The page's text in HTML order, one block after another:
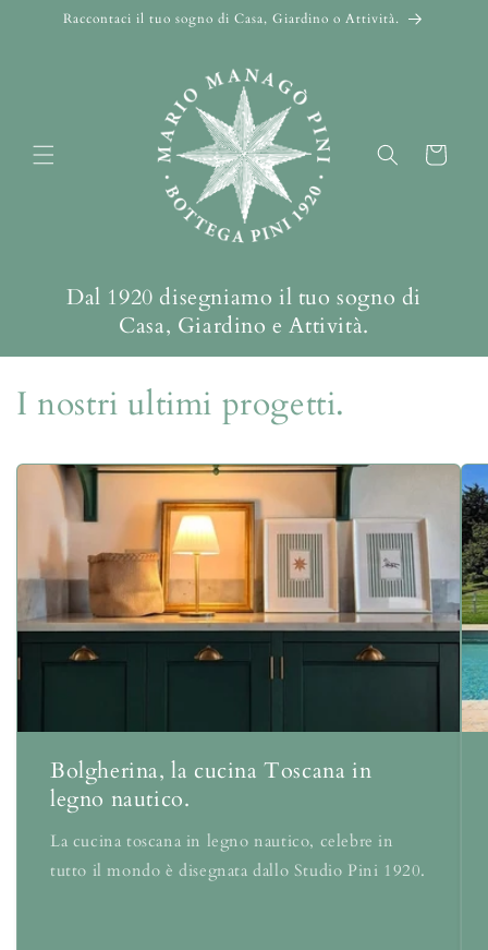
direttamente
Raccontaci il tuo sogno di Casa, Giardino o Attività.
Carrello
Dal 1920 disegniamo il tuo sogno di
Casa, Giardino e Attività.
I nostri ultimi progetti.
Bolgherina, la cucina Toscana in
legno nautico.
La cucina toscana in legno nautico, celebre in
tutto il mondo è disegnata dallo Studio Pini 1920.